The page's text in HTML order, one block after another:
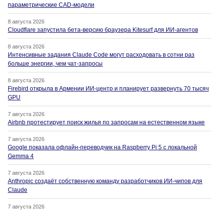
параметрические CAD-модели
8 августа 2026
Cloudflare запустила бета-версию браузера Kitesurf для ИИ-агентов
8 августа 2026
Интенсивные задания Claude Code могут расходовать в сотни раз
больше энергии, чем чат-запросы
8 августа 2026
Firebird открыла в Армении ИИ-центр и планирует развернуть 70 тысяч
GPU
7 августа 2026
Airbnb протестирует поиск жилья по запросам на естественном языке
7 августа 2026
Google показала офлайн-переводчик на Raspberry Pi 5 с локальной
Gemma 4
7 августа 2026
Anthropic создаёт собственную команду разработчиков ИИ-чипов для
Claude
7 августа 2026